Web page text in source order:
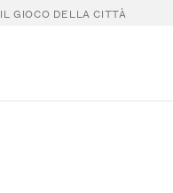
IL GIOCO DELLA CITTÀ